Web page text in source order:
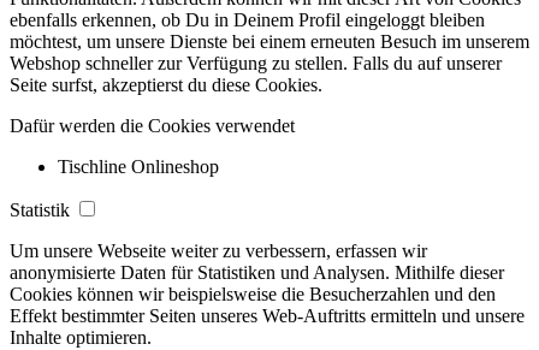
ebenfalls erkennen, ob Du in Deinem Profil eingeloggt bleiben
möchtest, um unsere Dienste bei einem erneuten Besuch im unserem
Webshop schneller zur Verfügung zu stellen. Falls du auf unserer
Seite surfst, akzeptierst du diese Cookies.
Dafür werden die Cookies verwendet
Tischline Onlineshop
Statistik
Um unsere Webseite weiter zu verbessern, erfassen wir
anonymisierte Daten für Statistiken und Analysen. Mithilfe dieser
Cookies können wir beispielsweise die Besucherzahlen und den
Effekt bestimmter Seiten unseres Web-Auftritts ermitteln und unsere
Inhalte optimieren.